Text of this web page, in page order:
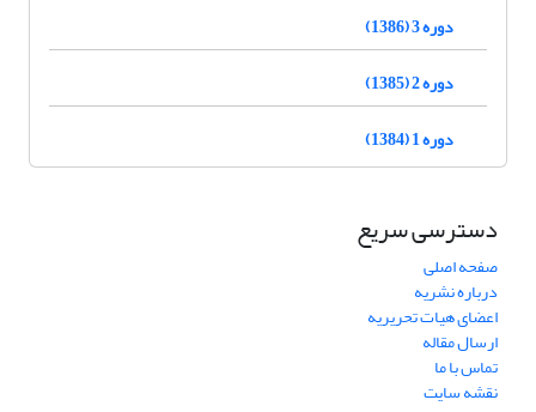
دوره 3 (1386)
دوره 2 (1385)
دوره 1 (1384)
دسترسی سریع
صفحه اصلی
درباره نشریه
اعضای هیات تحریریه
ارسال مقاله
تماس با ما
نقشه سایت